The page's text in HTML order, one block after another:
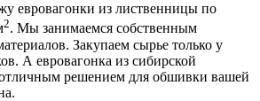
евровагонки из лиственницы по
2. Мы занимаемся собственным
Закупаем сырье только у
А евровагонка из сибирской
решением для обшивки вашей